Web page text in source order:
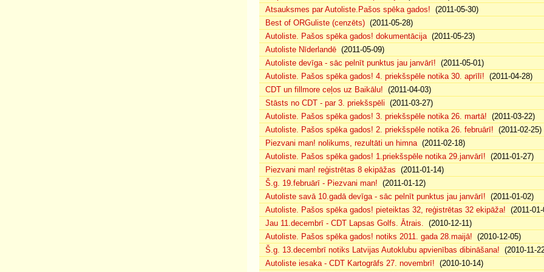
Atsauksmes par Autoliste.Pašos spēka gados! (2011-05-30)
Best of ORGuliste (cenzēts) (2011-05-28)
Autoliste. Pašos spēka gados! dokumentācija(2011-05-23)
Autoliste Nīderlandē (2011-05-09)
Autoliste devīga - sāc pelnīt punktus jau janvārī! (2011-05-01)
Autoliste. Pašos spēka gados! 4. priekšspēle notika 30. aprīlī! (2011-04-28)
CDT un fillmore ceļos uz Baikālu! (2011-04-03)
Stāsts no CDT - par 3. priekšspēli (2011-03-27)
Autoliste. Pašos spēka gados! 3. priekšspēle notika 26. martā! (2011-03-22)
Autoliste. Pašos spēka gados! 2. priekšspēle notika 26. februārī! (2011-02-25)
Piezvani man! nolikums, rezultāti un himna(2011-02-18)
Autoliste. Pašos spēka gados! 1.priekšspēle notika 29.janvārī! (2011-01-27)
Piezvani man! reģistrētas 8 ekipāžas (2011-01-14)
Š.g. 19.februārī - Piezvani man! (2011-01-12)
Autoliste savā 10.gadā devīga - sāc pelnīt punktus jau janvārī! (2011-01-02)
Autoliste. Pašos spēka gados! pieteiktas 32, reģistrētas 32 ekipāža! (2011-
Jau 11.decembrī - CDT Lapsas Golfs. Ātrais. (2010-12-11)
Autoliste. Pašos spēka gados! notiks 2011. gada 28.maijā! (2010-12-05)
Š.g. 13.decembrī notiks Latvijas Autoklubu apvienības dibināšana! (2010-11-
Autoliste iesaka - CDT Kartogrāfs 27. novembrī! (2010-10-14)